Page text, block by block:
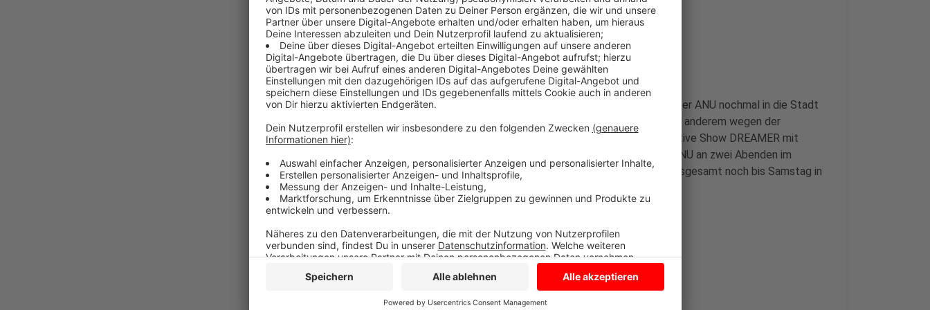
Veröffentlicht:Donnerstag, 07.08.2025 10:43
Anzeige
Die Stadt Dülmen kann sich daher sehr gut vorstellen, dass Theater ANU nochmal in die Stadt
zu holen, mit einer seiner zahlreichen anderen Produktionen. Unter anderem wegen der
aufwendigeren Aufbauarbeiten über mehrere Tage für die interaktive Show DREAMER mit
Licht-, Videoprojektionen und Spezialeffekten hat das Theater ANU an zwei Abenden im
Stadtpark an den Wiesen gespielt. Der Dülmener Sommer geht insgesamt noch bis Samstag in
zwei Wochen (23.8.) - Infos zu allen Veranstaltungen
Anzeige